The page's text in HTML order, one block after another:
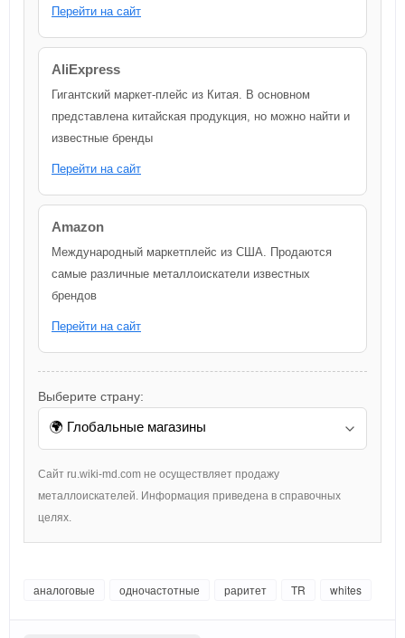
Перейти на сайт
AliExpress
Гигантский маркет-плейс из Китая. В основном
представлена китайская продукция, но можно найти и
известные бренды
Перейти на сайт
Amazon
Международный маркетплейс из США. Продаются
самые различные металлоискатели известных
брендов
Перейти на сайт
Выберите страну:
Сайт ru.wiki-md.com не осуществляет продажу
металлоискателей. Информация приведена в справочных
целях.
аналоговые одночастотные раритет TR whites